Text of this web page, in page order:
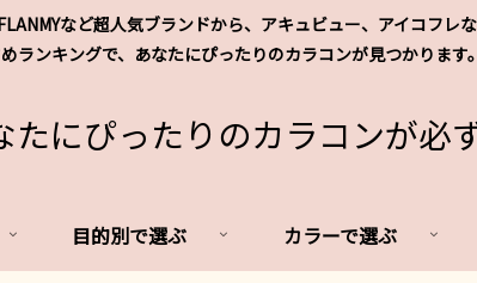
など超人気ブランドから、アキュビュー、アイコフ
ランキングで、あなたにぴったりのカラコンが見つかります。
にぴったりのカラコンが必
目的別で選ぶ カラーで選ぶ